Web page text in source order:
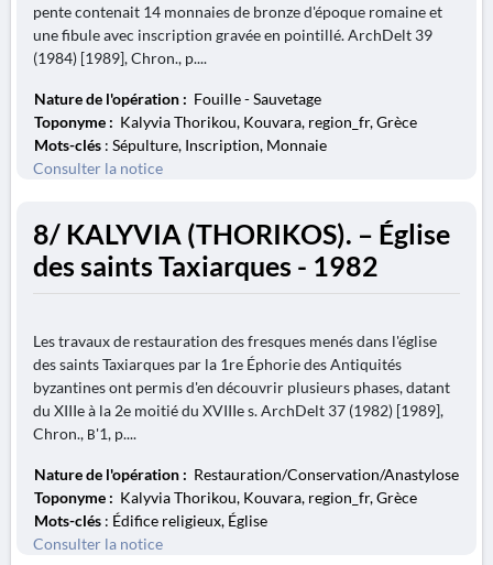
pente contenait 14 monnaies de bronze d'époque romaine et
une fibule avec inscription gravée en pointillé. ArchDelt 39
(1984) [1989], Chron., p....
Nature de l'opération : Fouille - Sauvetage
Toponyme : Kalyvia Thorikou, Kouvara, region_fr, Grèce
Mots-clés : Sépulture, Inscription, Monnaie
Consulter la notice
8/ KALYVIA (THORIKOS). – Église
des saints Taxiarques - 1982
Les travaux de restauration des fresques menés dans l'église
des saints Taxiarques par la 1re Éphorie des Antiquités
byzantines ont permis d'en découvrir plusieurs phases, datant
du XIIIe à la 2e moitié du XVIIIe s. ArchDelt 37 (1982) [1989],
Chron., Β'1, p....
Nature de l'opération : Restauration/Conservation/Anastylose
Toponyme : Kalyvia Thorikou, Kouvara, region_fr, Grèce
Mots-clés : Édifice religieux, Église
Consulter la notice